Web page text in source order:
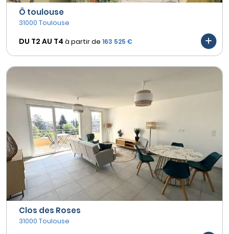
Ô toulouse
31000 Toulouse
DU T2 AU T4 à partir de 163 525 €
Clos des Roses
31000 Toulouse